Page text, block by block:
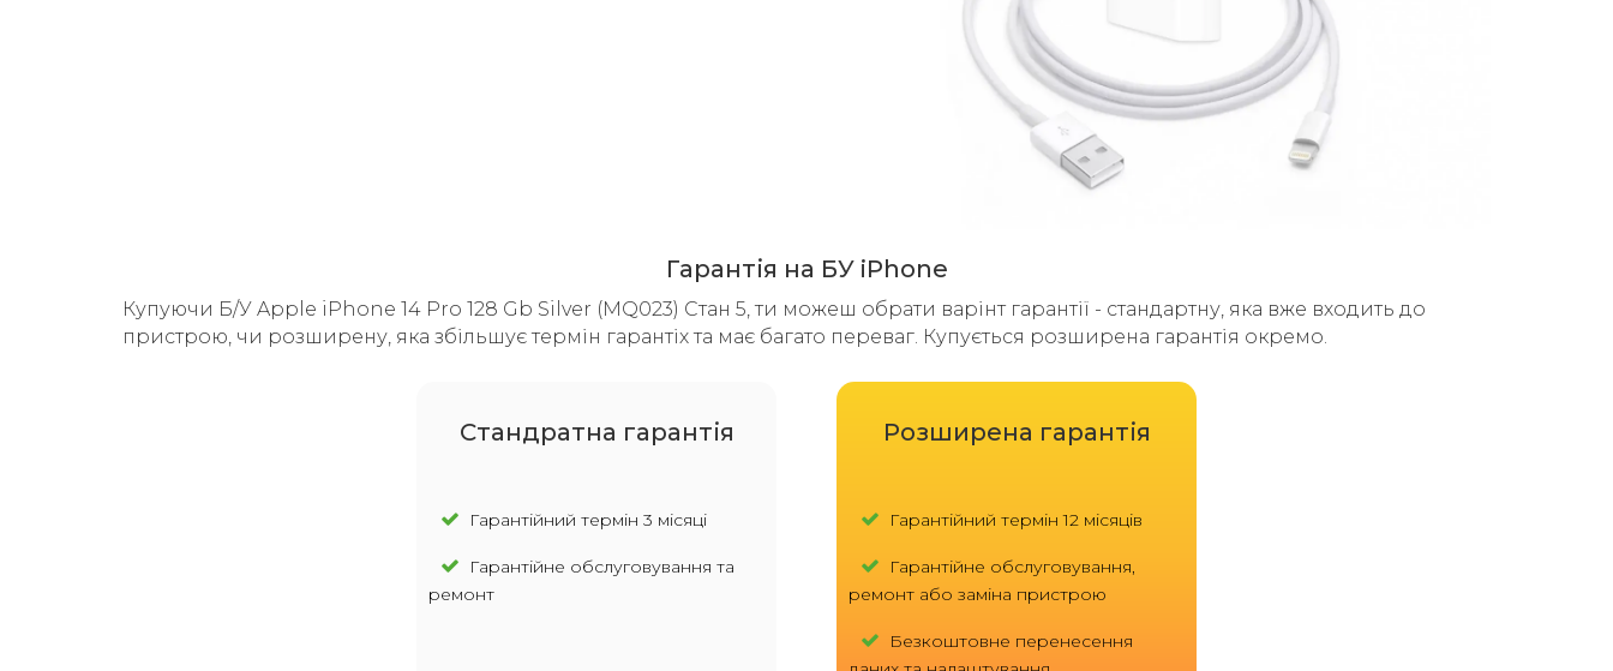
Гарантія на БУ iPhone
Купуючи Б/У Apple iPhone 14 Pro 128 Gb Silver (MQ023) Стан 5, ти можеш обрати варінт гарантії - стандартну, яка вже входить до
пристрою, чи розширену, яка збільшує термін гарантіх та має багато переваг. Купується розширена гарантія окремо.
Cтандратна гарантія
Гарантійний термін 3 місяці
Гарантійне обслуговування та
ремонт
Розширена гарантія
Гарантійний термін 12 місяців
Гарантійне обслуговування,
ремонт або заміна пристрою
Безкоштовне перенесення